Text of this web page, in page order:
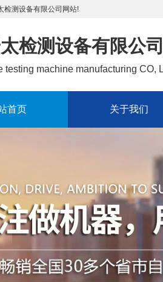
检测设备有限公司网站!
检测设备有限公
testing machine manufacturing CO,
首页 关于我们